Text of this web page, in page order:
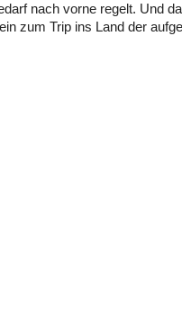
nach vorne regelt. Und
zum Trip ins Land der